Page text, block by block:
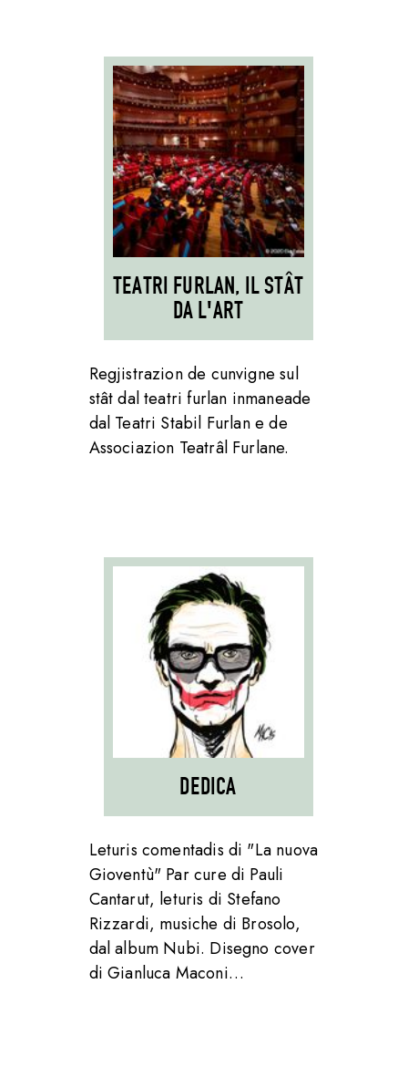
TEATRI FURLAN, IL STÂT
DA L'ART
Regjistrazion de cunvigne sul
stât dal teatri furlan inmaneade
dal Teatri Stabil Furlan e de
Associazion Teatrâl Furlane.
DEDICA
Leturis comentadis di "La nuova
Gioventù" Par cure di Pauli
Cantarut, leturis di Stefano
Rizzardi, musiche di Brosolo,
dal album Nubi. Disegno cover
di Gianluca Maconi…